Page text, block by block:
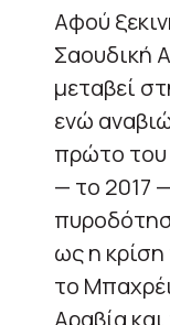
Αφού
Σαουδική
μεταβεί
ενώ
πρώτο του
— το 2017
ως η
το
Αραβία